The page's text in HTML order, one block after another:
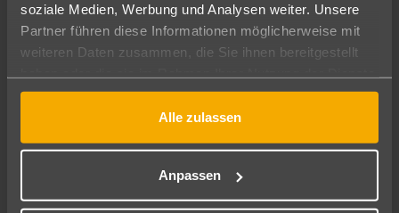
soziale Medien, Werbung und Analysen weiter. Unsere
Partner führen diese Informationen möglicherweise mit
weiteren Daten zusammen, die Sie ihnen bereitgestellt
gesammelt haben.
Alle zulassen
Anpassen
Sebastian Recht
Meine Reiseberichte
Nur wer das Fernweh kennt, kann es bei anderen
entfachen!